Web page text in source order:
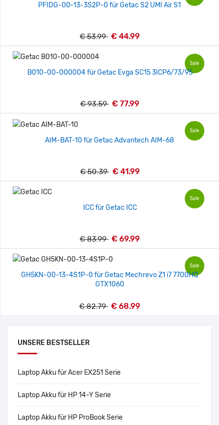
UNSERE BESTSELLER
Laptop Akku für Acer EX251 Serie
Laptop Akku für HP 14-Y Serie
Laptop Akku für HP ProBook Serie
PFIDG-00-13-3S2P-0 für Getac S2 UMI Air S1
€ 53.99 € 44.99
Sale
B010-00-000004 für Getac Evga SC15 3ICP6/73/95
€ 93.59 € 77.99
Sale
AIM-BAT-10 für Getac Advantech AIM-68
€ 50.39 € 41.99
Sale
ICC für Getac ICC
€ 83.99 € 69.99
Sale
GH5KN-00-13-4S1P-0 für Getac Mechrevo Z1 i7 7700HQ
GTX1060
€ 82.79 € 68.99